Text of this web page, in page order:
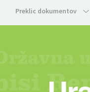
Preklic dokumentov